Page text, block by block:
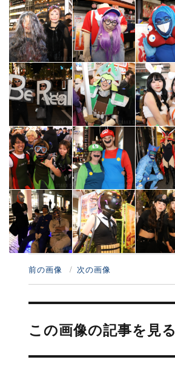
前の画像 次の画像
投
ナ
ビ
ー
この画像の記事を見る